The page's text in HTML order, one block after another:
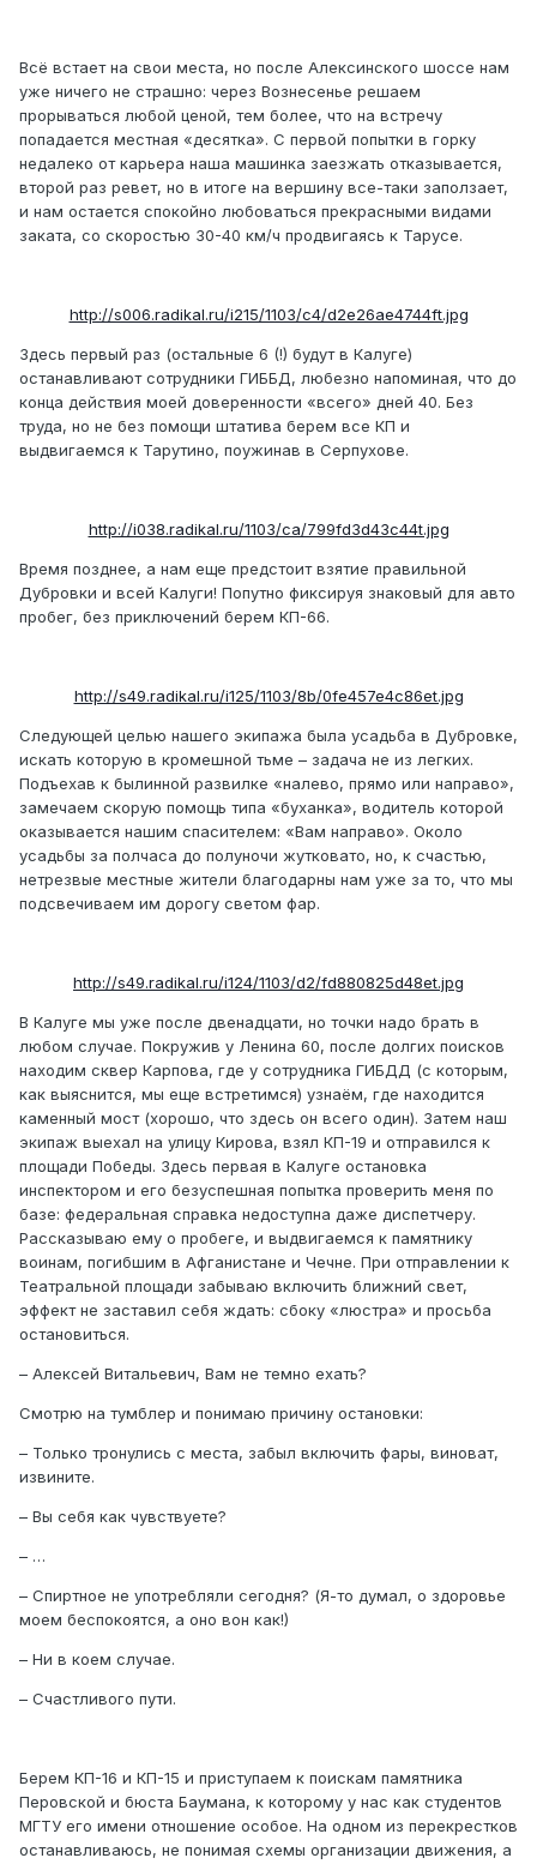
Всё встает на свои места, но после Алексинского шоссе нам
уже ничего не страшно: через Вознесенье решаем
прорываться любой ценой, тем более, что на встречу
попадается местная «десятка». С первой попытки в горку
недалеко от карьера наша машинка заезжать отказывается,
второй раз ревет, но в итоге на вершину все-таки заползает,
и нам остается спокойно любоваться прекрасными видами
заката, со скоростью 30-40 км/ч продвигаясь к Тарусе.
http://s006.radikal.ru/i215/1103/c4/d2e26ae4744ft.jpg
Здесь первый раз (остальные 6 (!) будут в Калуге)
останавливают сотрудники ГИББД, любезно напоминая, что до
конца действия моей доверенности «всего» дней 40. Без
труда, но не без помощи штатива берем все КП и
выдвигаемся к Тарутино, поужинав в Серпухове.
http://i038.radikal.ru/1103/ca/799fd3d43c44t.jpg
Время позднее, а нам еще предстоит взятие правильной
Дубровки и всей Калуги! Попутно фиксируя знаковый для авто
пробег, без приключений берем КП-66.
http://s49.radikal.ru/i125/1103/8b/0fe457e4c86et.jpg
Следующей целью нашего экипажа была усадьба в Дубровке,
искать которую в кромешной тьме – задача не из легких.
Подъехав к былинной развилке «налево, прямо или направо»,
замечаем скорую помощь типа «буханка», водитель которой
оказывается нашим спасителем: «Вам направо». Около
усадьбы за полчаса до полуночи жутковато, но, к счастью,
нетрезвые местные жители благодарны нам уже за то, что мы
подсвечиваем им дорогу светом фар.
http://s49.radikal.ru/i124/1103/d2/fd880825d48et.jpg
В Калуге мы уже после двенадцати, но точки надо брать в
любом случае. Покружив у Ленина 60, после долгих поисков
находим сквер Карпова, где у сотрудника ГИБДД (с которым,
как выяснится, мы еще встретимся) узнаём, где находится
каменный мост (хорошо, что здесь он всего один). Затем наш
экипаж выехал на улицу Кирова, взял КП-19 и отправился к
площади Победы. Здесь первая в Калуге остановка
инспектором и его безуспешная попытка проверить меня по
базе: федеральная справка недоступна даже диспетчеру.
Рассказываю ему о пробеге, и выдвигаемся к памятнику
воинам, погибшим в Афганистане и Чечне. При отправлении к
Театральной площади забываю включить ближний свет,
эффект не заставил себя ждать: сбоку «люстра» и просьба
остановиться.
– Алексей Витальевич, Вам не темно ехать?
Смотрю на тумблер и понимаю причину остановки:
– Только тронулись с места, забыл включить фары, виноват,
извините.
– Вы себя как чувствуете?
– …
– Спиртное не употребляли сегодня? (Я-то думал, о здоровье
моем беспокоятся, а оно вон как!)
– Ни в коем случае.
– Счастливого пути.
Берем КП-16 и КП-15 и приступаем к поискам памятника
Перовской и бюста Баумана, к которому у нас как студентов
МГТУ его имени отношение особое. На одном из перекрестков
останавливаюсь, не понимая схемы организации движения, а